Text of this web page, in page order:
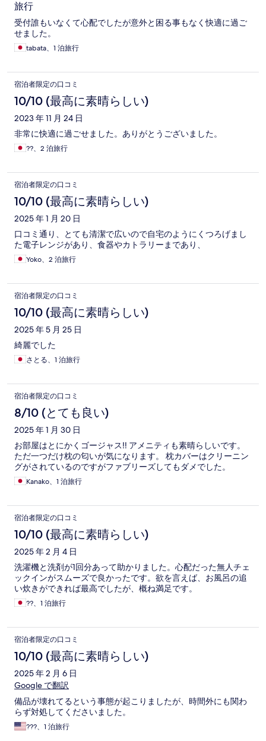
旅行
受付誰もいなくて心配でしたが意外と困る事もなく快適に過ご
せました。
tabata、1 泊旅行
宿泊者限定の口コミ
10/10 (最高に素晴らしい)
2023 年 11 月 24 日
非常に快適に過ごせました。ありがとうございました。
??、2 泊旅行
宿泊者限定の口コミ
10/10 (最高に素晴らしい)
2025 年 1 月 20 日
口コミ通り、とても清潔で広いので自宅のようにくつろげまし
た電子レンジがあり、食器やカトラリーまであり、
Yoko、2 泊旅行
宿泊者限定の口コミ
10/10 (最高に素晴らしい)
2025 年 5 月 25 日
綺麗でした
さとる、1 泊旅行
宿泊者限定の口コミ
8/10 (とても良い)
2025 年 1 月 30 日
お部屋はとにかくゴージャス‼︎ アメニティも素晴らしいです。
ただ一つだけ枕の匂いが気になります。 枕カバーはクリーニン
グがされているのですがファブリーズしてもダメでした。
Kanako、1 泊旅行
宿泊者限定の口コミ
10/10 (最高に素晴らしい)
2025 年 2 月 4 日
洗濯機と洗剤が1回分あって助かりました。心配だった無人チェ
ックインがスムーズで良かったです。欲を言えば、お風呂の追
い炊きができれば最高でしたが、概ね満足です。
??、1 泊旅行
宿泊者限定の口コミ
10/10 (最高に素晴らしい)
2025 年 2 月 6 日
Google で翻訳
備品が壊れてるという事態が起こりましたが、時間外にも関わ
らず対処してくださいました。
???、1 泊旅行